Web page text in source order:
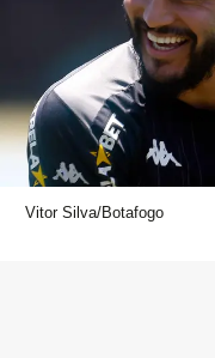
Vitor Silva/Botafogo